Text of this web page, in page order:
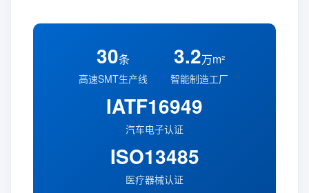
30条
高速SMT生产线
3.2万m²
智能制造工厂
IATF16949
汽车电子认证
ISO13485
医疗器械认证